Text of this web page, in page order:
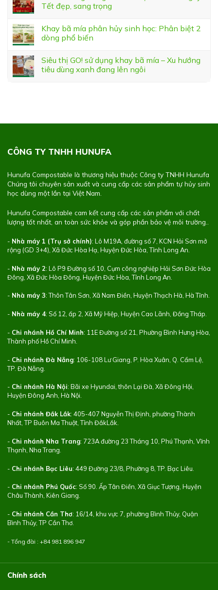
Tết đẹp, sang trọng
Khay bã mía phân hủy sinh học: Phân biệt 2
dòng phổ biến
Siêu thị GO! sử dụng khay bã mía – Xu hướng
tiêu dùng xanh đang lên ngôi
CÔNG TY TNHH HUNUFA
Hunufa Compostable là thương hiệu thuộc Công ty TNHH Hunufa
Chúng tôi chuyên sản xuất và cung cấp các sản phẩm tự hủy sinh
học dùng một lần tại Việt Nam.
Hunufa Compostable cam kết cung cấp các sản phẩm với chất
lượng tốt nhất, an toàn sức khỏe và góp phần bảo vệ môi trường..
- Nhà máy 1 (Trụ sở chính): Lô M19A, đường số 7, KCN Hải Sơn mở
rộng (GD 3+4), Xã Đức Hòa Hạ, Huyện Đức Hòa, Tỉnh Long An.
- Nhà máy 2: Lô P9 Đường số 10, Cụm công nghiệp Hải Sơn Đức Hòa
Đông, Xã Đức Hòa Đông, Huyện Đức Hòa, Tỉnh Long An.
- Nhà máy 3: Thôn Tân Sơn, Xã Nam Điền, Huyện Thạch Hà, Hà Tĩnh.
- Nhà máy 4: Số 12, ấp 2, Xã Mỹ Hiệp, Huyện Cao Lãnh, Đồng Tháp.
- Chi nhánh Hồ Chí Minh: 11E Đường số 21, Phường Bình Hưng Hòa,
Thành phố Hồ Chí Minh.
- Chi nhánh Đà Nẵng: 106-108 Lư Giang, P. Hòa Xuân, Q. Cẩm Lệ,
TP. Đà Nẵng.
- Chi nhánh Hà Nội: Bãi xe Hyundai, thôn Lại Đà, Xã Đông Hội,
Huyện Đông Anh, Hà Nội.
- Chi nhánh Đắk Lắk: 405-407 Nguyễn Thị Định, phường Thành
Nhất, TP Buôn Ma Thuột, Tỉnh ĐắkLắk.
- Chi nhánh Nha Trang: 723A đường 23 Tháng 10, Phú Thạnh, Vĩnh
Thạnh, Nha Trang.
- Chi nhánh Bạc Liêu: 449 Đường 23/8, Phường 8, TP. Bạc Liêu.
- Chi nhánh Phú Quốc: Số 90. Ấp Tân Điền, Xã Giục Tượng, Huyện
Châu Thành, Kiên Giang.
- Chi nhánh Cần Thơ: 16/14, khu vực 7, phường Bình Thủy, Quận
Bình Thủy, TP Cần Thơ.
- Tổng đài : +84 981 896 947
Chính sách